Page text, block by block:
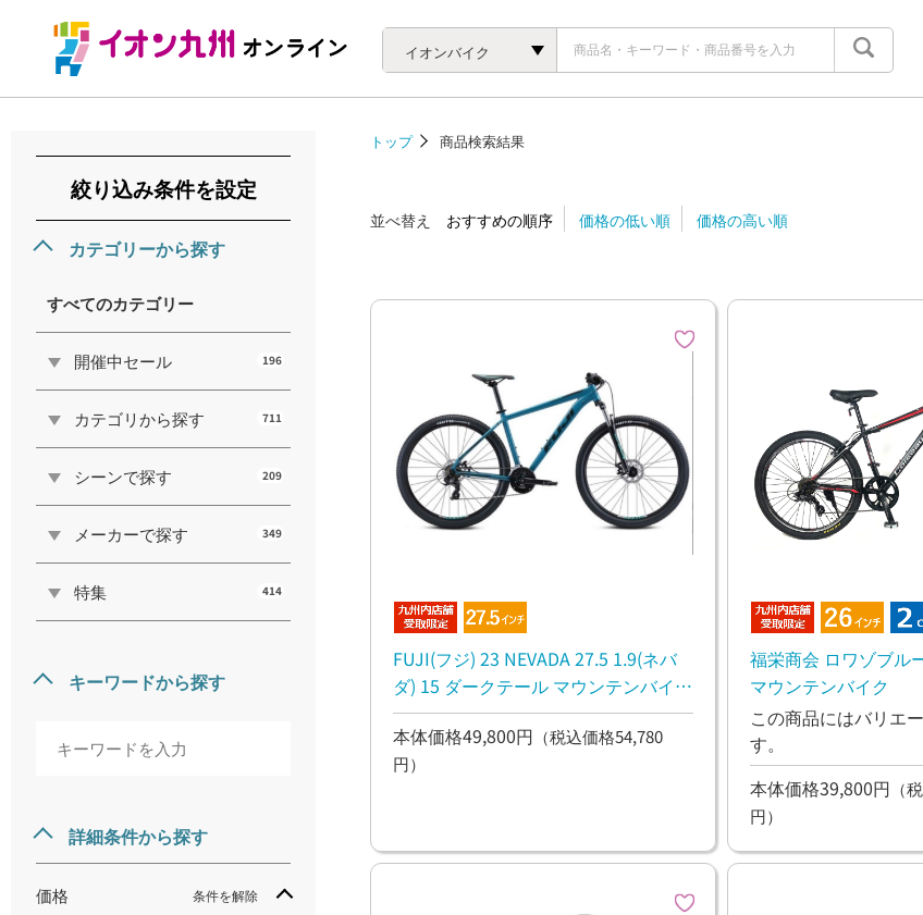
イオンバイク
絞り込み条件を設定
カテゴリーから探す
すべてのカテゴリー
開催中セール 196
カテゴリから探す 711
シーンで探す 209
メーカーで探す 349
特集 414
キーワードから探す
詳細条件から探す
価格 条件を解除
トップ 商品検索結果
並べ替え おすすめの順序 価格の低い順 価格の高い順
FUJI(フジ) 23 NEVADA 27.5 1.9(ネバ
ダ) 15 ダークテール マウンテンバイク
MTB スポーツ
本体価格49,800円 （税込価格54,780
円）
福栄商会 ロワゾブ
マウンテンバイク
この商品にはバリエ
す。
本体価格39,800円 （
円）